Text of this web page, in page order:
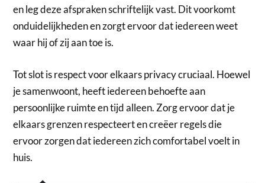
en leg deze afspraken schriftelijk vast. Dit voorkomt
onduidelijkheden en zorgt ervoor dat iedereen weet
waar hij of zij aan toe is.
Tot slot is respect voor elkaars privacy cruciaal. Hoewel
je samenwoont, heeft iedereen behoefte aan
persoonlijke ruimte en tijd alleen. Zorg ervoor dat je
elkaars grenzen respecteert en creëer regels die
ervoor zorgen dat iedereen zich comfortabel voelt in
huis.